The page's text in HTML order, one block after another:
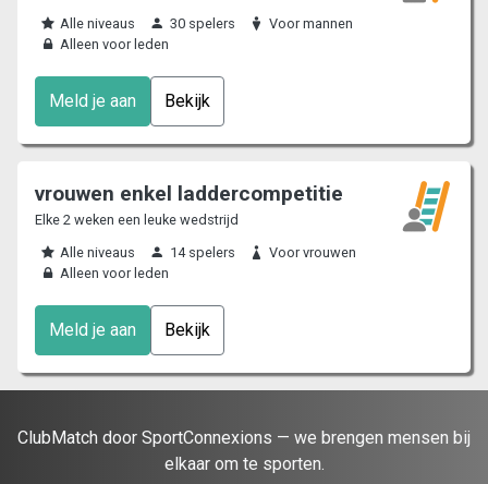
Alle niveaus
30 spelers
Voor mannen
Alleen voor leden
Meld je aan Bekijk
vrouwen enkel laddercompetitie
Elke 2 weken een leuke wedstrijd
Alle niveaus
14 spelers
Voor vrouwen
Alleen voor leden
Meld je aan Bekijk
ClubMatch door SportConnexions — we brengen mensen bij
elkaar om te sporten.